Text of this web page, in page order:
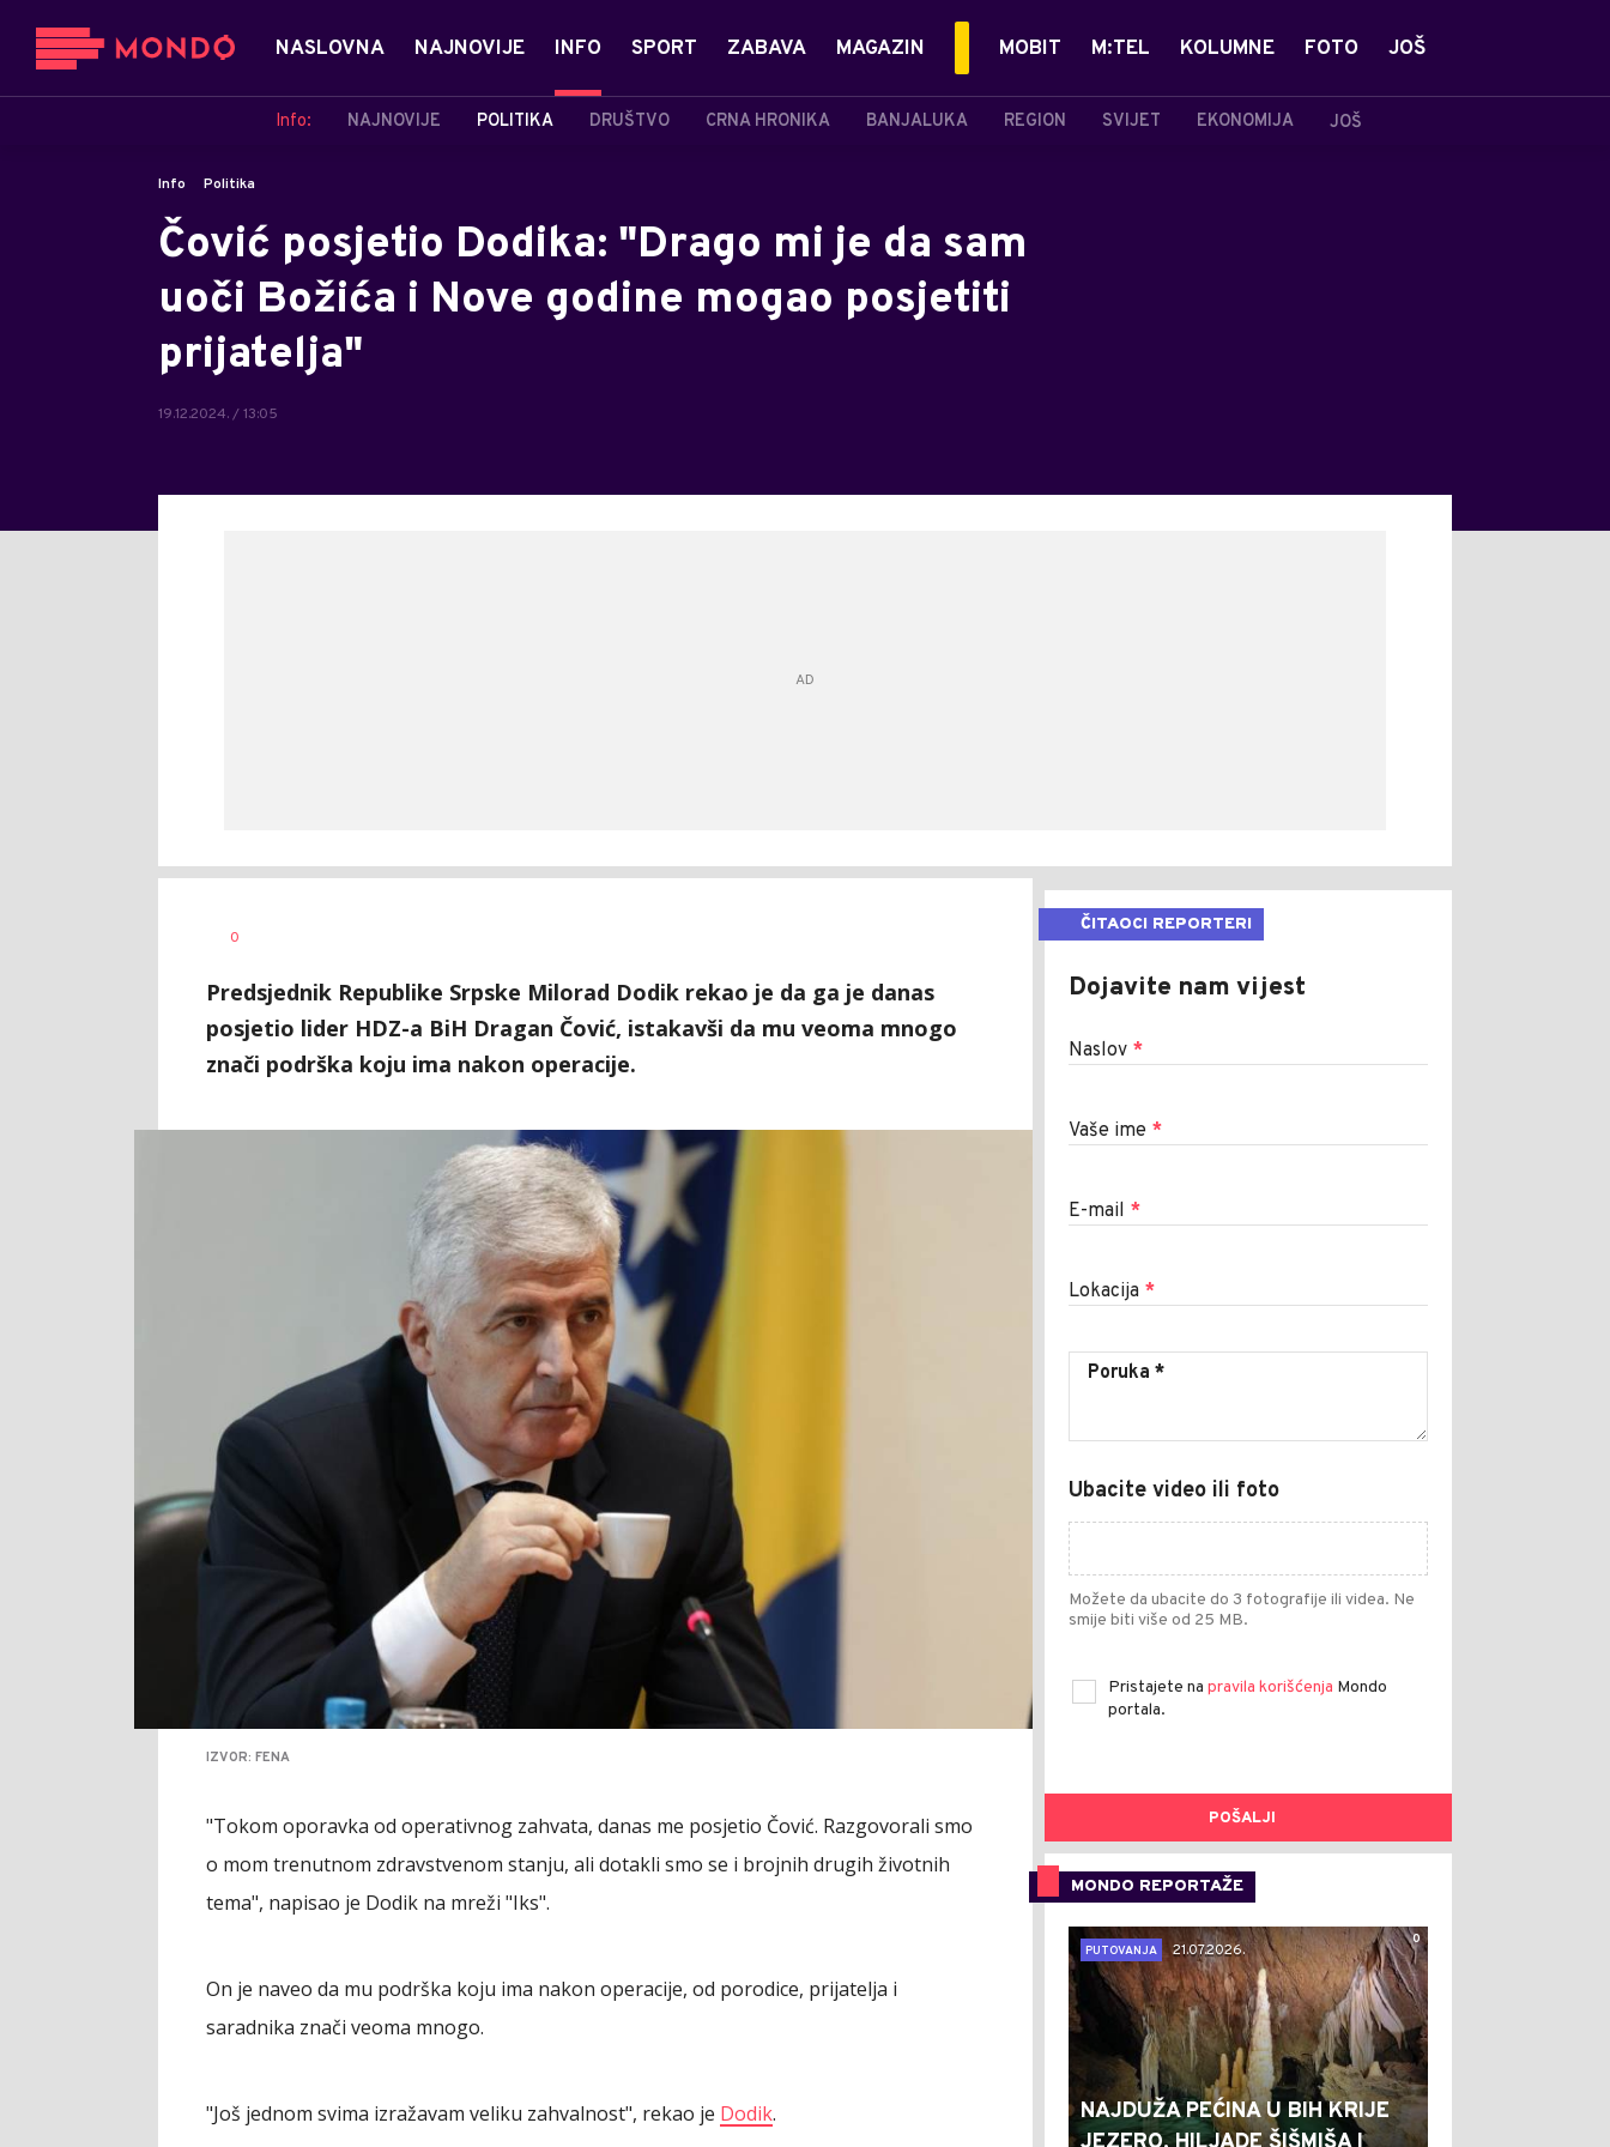
NASLOVNA NAJNOVIJE INFO
Info: NAJNOVIJE POLITIKA DRUŠTVO CRNA HRONIKA BANJALUKA REGION SVIJET EKONOMIJA JOŠ
SPORT ZABAVA MAGAZIN MOBIT M:TEL KOLUMNE FOTO JOŠ
Info Politika
Čović posjetio Dodika: "Drago mi je da sam
uoči Božića i Nove godine mogao posjetiti
prijatelja"
19.12.2024. / 13:05
AUTOR
0
Predsjednik Republike Srpske Milorad Dodik rekao je da ga je danas
posjetio lider HDZ-a BiH Dragan Čović, istakavši da mu veoma mnogo
znači podrška koju ima nakon operacije.
IZVOR: FENA
"Tokom oporavka od operativnog zahvata, danas me posjetio Čović. Razgovorali smo
o mom trenutnom zdravstvenom stanju, ali dotakli smo se i brojnih drugih životnih
tema", napisao je Dodik na mreži "Iks".
On je naveo da mu podrška koju ima nakon operacije, od porodice, prijatelja i
saradnika znači veoma mnogo.
"Još jednom svima izražavam veliku zahvalnost", rekao je Dodik.
ČITAOCI REPORTERI
Dojavite nam vijest
Naslov *
Vaše ime *
E-mail *
Lokacija *
Ubacite video ili foto
Možete da ubacite do 3 fotografije ili videa. Ne
smije biti više od 25 MB.
Pristajete na pravila korišćenja Mondo
portala.
POŠALJI
MONDO REPORTAŽE
0
PUTOVANJA
21.07.2026.
NAJDUŽA PEĆINA U BIH KRIJE